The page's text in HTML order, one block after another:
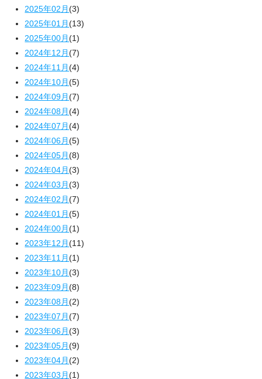
2025年02月(3)
2025年01月(13)
2025年00月(1)
2024年12月(7)
2024年11月(4)
2024年10月(5)
2024年09月(7)
2024年08月(4)
2024年07月(4)
2024年06月(5)
2024年05月(8)
2024年04月(3)
2024年03月(3)
2024年02月(7)
2024年01月(5)
2024年00月(1)
2023年12月(11)
2023年11月(1)
2023年10月(3)
2023年09月(8)
2023年08月(2)
2023年07月(7)
2023年06月(3)
2023年05月(9)
2023年04月(2)
2023年03月(1)